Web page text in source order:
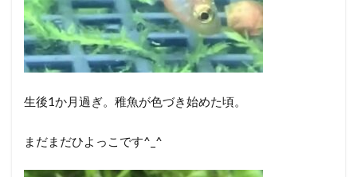
生後1か月過ぎ。稚魚が色づき始めた頃。
まだまだひよっこです^_^